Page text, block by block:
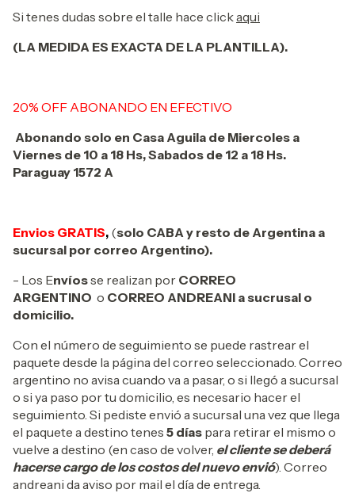
Si tenes dudas sobre el talle hace clickaqui
(LA MEDIDA ES EXACTA DE LA PLANTILLA).
20% OFF ABONANDO EN EFECTIVO
Abonando solo en Casa Aguila de Miercoles a
Viernes de 10 a 18 Hs, Sabados de 12 a 18 Hs.
Paraguay 1572 A
Envios GRATIS, (solo CABA y resto de Argentina a
sucursal por correo Argentino).
- Los Envíosse realizan por CORREO
ARGENTINO o CORREO ANDREANI a sucrusal o
domicilio.
Con el número de seguimiento se puede rastrear el
paquete desde la página del correo seleccionado. Correo
argentino no avisa cuando va a pasar, o si llegó a sucursal
o si ya paso por tu domicilio, es necesario hacer el
seguimiento. Si pediste envió a sucursal una vez que llega
el paquete a destino tenes 5 días para retirar el mismo o
vuelve a destino (en caso de volver, el cliente se deberá
hacerse cargo de los costos del nuevo envió). Correo
andreani da aviso por mail el día de entrega.